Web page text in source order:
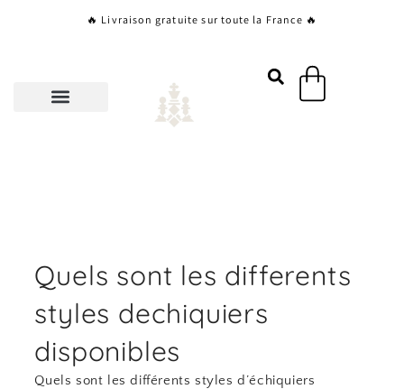
🔥 Livraison gratuite sur toute la France 🔥
Panier
Quels sont les differents
styles dechiquiers
disponibles
Quels sont les différents styles d’échiquiers